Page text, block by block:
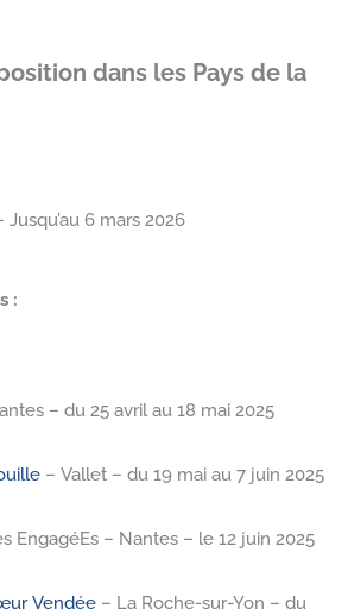
dans les Pays de la
6 mars 2026
:
– du 25 avril au 18 mai 2025
– Vallet – du 19 mai au 7 juin 2025
EngagéEs – Nantes – le 12 juin 2025
Vendée– La Roche-sur-Yon – du